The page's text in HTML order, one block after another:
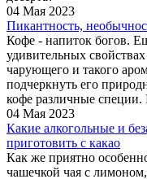
04 Мая 2023
Пикантность,
Кофе - напиток богов.
удивительных
чарующего и такого
подчеркнуть его
кофе различные
04 Мая 2023
Какие алкогольные и
приготовить с какао
Как же приятно
чашечкой чая с